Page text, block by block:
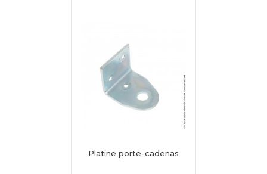
Platine porte-cadenas